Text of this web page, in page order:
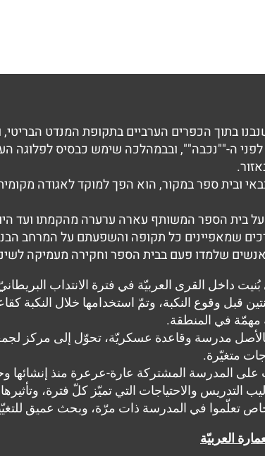
בתוך הכפרים הערביים בתקופת המנדט הבריטי,
המבנה הוקם בשנת 1946, שנתיים לפני ה-""נכבה"", ובבמהלכה
ובית ספר במקור, הוא הפך למוקד לאגודה
בית הספר המשותף עארה ערערה מהקמתו ועד
שמאפיינים כל תקופה והשפעתם על המרחב
שלמדו פעם בבית הספר וחקירה מעמיקה
داخل القرى العربيّة في فترة الانتداب
تمّ تأسيس المدرسة في عام 1946، أي سنتين قبل وقوع النكبة، وتمّ
مهمّة في المنطقة.
مدرسة وقاعدة عسكريّة، تحوّل إلى مركز
متغيّرة.
المدرسة المشتركة عارة-عرعرة منذ إنشائها
التدريس والاحتياجات التي تميّز كلّ فترة،
تعلّموا في المدرسة ذات مرّة، وبحث عميق
العربيّة